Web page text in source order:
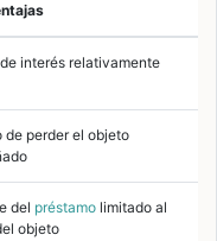
interés relativamente
de perder el objeto
del préstamo limitado al
objeto